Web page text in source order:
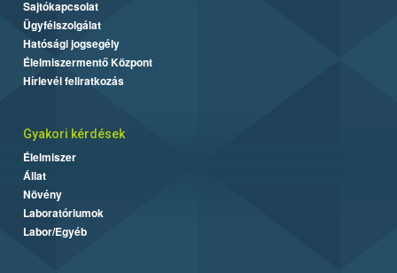
Sajtókapcsolat
Ügyfélszolgálat
Hatósági jogsegély
Élelmiszermentő Központ
Hírlevél feliratkozás
Gyakori kérdések
Élelmiszer
Állat
Növény
Laboratóriumok
Labor/Egyéb